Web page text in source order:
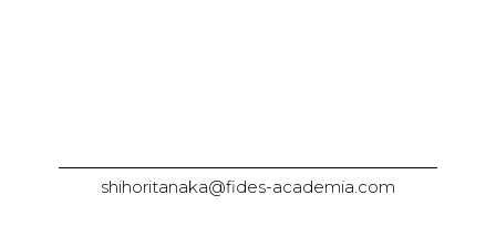
shihoritanaka@fides-academia.com